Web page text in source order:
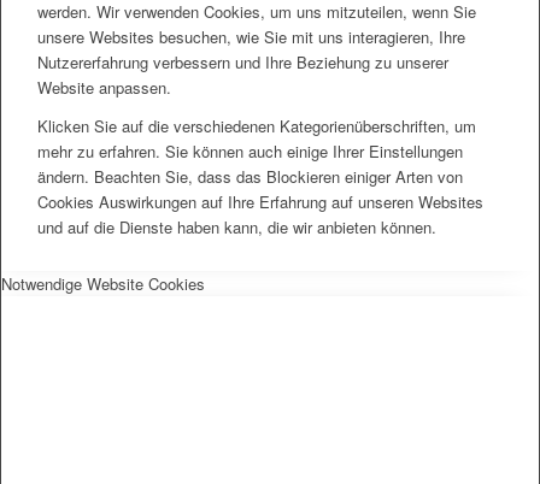
werden. Wir verwenden Cookies, um uns mitzuteilen, wenn Sie
unsere Websites besuchen, wie Sie mit uns interagieren, Ihre
Nutzererfahrung verbessern und Ihre Beziehung zu unserer
Website anpassen.
Klicken Sie auf die verschiedenen Kategorienüberschriften, um
mehr zu erfahren. Sie können auch einige Ihrer Einstellungen
ändern. Beachten Sie, dass das Blockieren einiger Arten von
Cookies Auswirkungen auf Ihre Erfahrung auf unseren Websites
und auf die Dienste haben kann, die wir anbieten können.
Notwendige Website Cookies